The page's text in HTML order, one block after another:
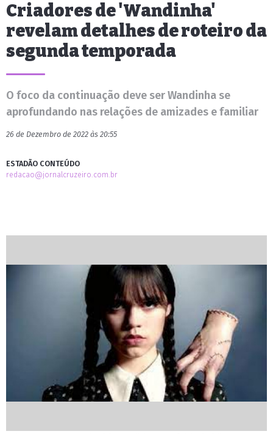
Criadores de 'Wandinha'
revelam detalhes de roteiro da
segunda temporada
O foco da continuação deve ser Wandinha se
aprofundando nas relações de amizades e familiar
26 de Dezembro de 2022 às 20:55
ESTADÃO CONTEÚDO
redacao@jornalcruzeiro.com.br